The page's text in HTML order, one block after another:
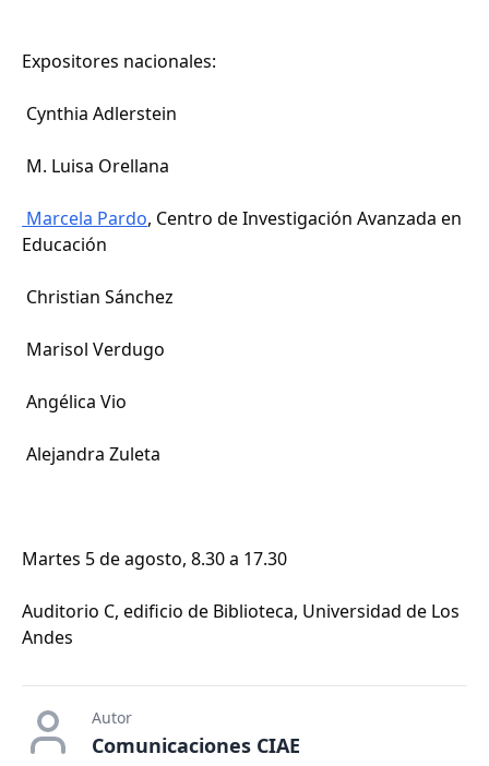
Expositores nacionales:
Cynthia Adlerstein
M. Luisa Orellana
Marcela Pardo, Centro de Investigación Avanzada en
Educación
Christian Sánchez
Marisol Verdugo
Angélica Vio
Alejandra Zuleta
Martes 5 de agosto, 8.30 a 17.30
Auditorio C, edificio de Biblioteca, Universidad de Los
Andes
Autor
Comunicaciones CIAE